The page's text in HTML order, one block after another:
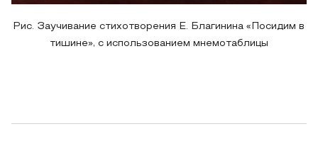
Рис. Заучивание стихотворения Е. Благинина «Посидим в
тишине», с использованием мнемотаблицы